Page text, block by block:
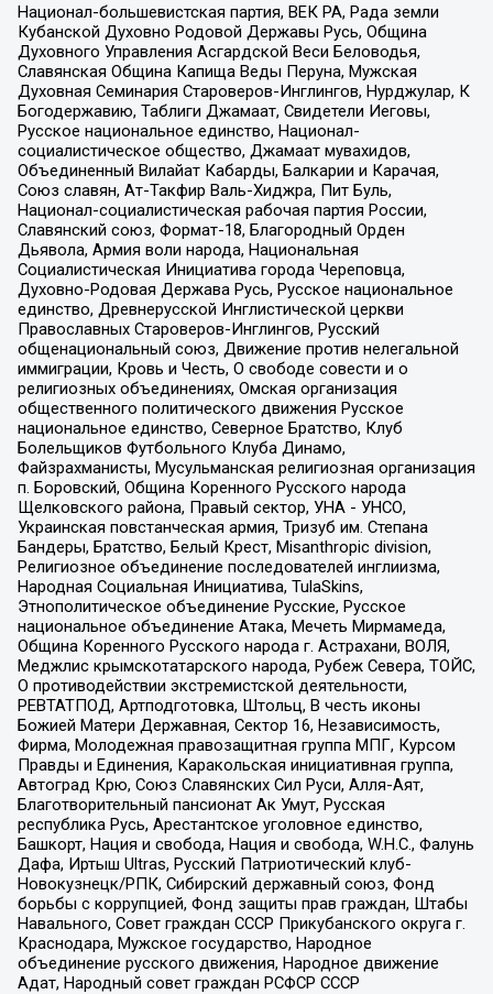
Национал-большевистская партия, ВЕК РА, Рада земли
Кубанской Духовно Родовой Державы Русь, Община
Духовного Управления Асгардской Веси Беловодья,
Славянская Община Капища Веды Перуна, Мужская
Духовная Семинария Староверов-Инглингов, Нурджулар, К
Богодержавию, Таблиги Джамаат, Свидетели Иеговы,
Русское национальное единство, Национал-
социалистическое общество, Джамаат мувахидов,
Объединенный Вилайат Кабарды, Балкарии и Карачая,
Союз славян, Ат-Такфир Валь-Хиджра, Пит Буль,
Национал-социалистическая рабочая партия России,
Славянский союз, Формат-18, Благородный Орден
Дьявола, Армия воли народа, Национальная
Социалистическая Инициатива города Череповца,
Духовно-Родовая Держава Русь, Русское национальное
единство, Древнерусской Инглистической церкви
Православных Староверов-Инглингов, Русский
общенациональный союз, Движение против нелегальной
иммиграции, Кровь и Честь, О свободе совести и о
религиозных объединениях, Омская организация
общественного политического движения Русское
национальное единство, Северное Братство, Клуб
Болельщиков Футбольного Клуба Динамо,
Файзрахманисты, Мусульманская религиозная организация
п. Боровский, Община Коренного Русского народа
Щелковского района, Правый сектор, УНА - УНСО,
Украинская повстанческая армия, Тризуб им. Степана
Бандеры, Братство, Белый Крест, Misanthropic division,
Религиозное объединение последователей инглиизма,
Народная Социальная Инициатива, TulaSkins,
Этнополитическое объединение Русские, Русское
национальное объединение Атака, Мечеть Мирмамеда,
Община Коренного Русского народа г. Астрахани, ВОЛЯ,
Меджлис крымскотатарского народа, Рубеж Севера, ТОЙС,
О противодействии экстремистской деятельности,
РЕВТАТПОД, Артподготовка, Штольц, В честь иконы
Божией Матери Державная, Сектор 16, Независимость,
Фирма, Молодежная правозащитная группа МПГ, Курсом
Правды и Единения, Каракольская инициативная группа,
Автоград Крю, Союз Славянских Сил Руси, Алля-Аят,
Благотворительный пансионат Ак Умут, Русская
республика Русь, Арестантское уголовное единство,
Башкорт, Нация и свобода, Нация и свобода, W.H.С., Фалунь
Дафа, Иртыш Ultras, Русский Патриотический клуб-
Новокузнецк/РПК, Сибирский державный союз, Фонд
борьбы с коррупцией, Фонд защиты прав граждан, Штабы
Навального, Совет граждан СССР Прикубанского округа г.
Краснодара, Мужское государство, Народное
объединение русского движения, Народное движение
Адат, Народный совет граждан РСФСР СССР